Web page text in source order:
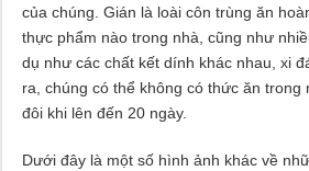
của chúng. Gián là loài côn trùng ăn
thực phẩm nào trong nhà, cũng như
dụ như các chất kết dính khác nhau, xi
ra, chúng có thể không có thức ăn trong
đôi khi lên đến 20 ngày.
Dưới đây là một số hình ảnh khác về